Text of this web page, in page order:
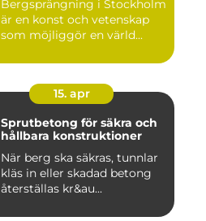
Bergsprängning i Stockholm
är en konst och vetenskap
som möjliggör en värld...
15. apr
Sprutbetong för säkra och
hållbara konstruktioner
När berg ska säkras, tunnlar
kläs in eller skadad betong
återställas kr&au...